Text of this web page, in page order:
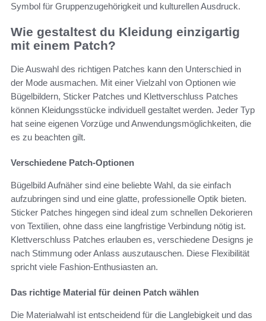
Symbol für Gruppenzugehörigkeit und kulturellen Ausdruck.
Wie gestaltest du Kleidung einzigartig
mit einem Patch?
Die Auswahl des richtigen Patches kann den Unterschied in
der Mode ausmachen. Mit einer Vielzahl von Optionen wie
Bügelbildern, Sticker Patches und Klettverschluss Patches
können Kleidungsstücke individuell gestaltet werden. Jeder Typ
hat seine eigenen Vorzüge und Anwendungsmöglichkeiten, die
es zu beachten gilt.
Verschiedene Patch-Optionen
Bügelbild Aufnäher sind eine beliebte Wahl, da sie einfach
aufzubringen sind und eine glatte, professionelle Optik bieten.
Sticker Patches hingegen sind ideal zum schnellen Dekorieren
von Textilien, ohne dass eine langfristige Verbindung nötig ist.
Klettverschluss Patches erlauben es, verschiedene Designs je
nach Stimmung oder Anlass auszutauschen. Diese Flexibilität
spricht viele Fashion-Enthusiasten an.
Das richtige Material für deinen Patch wählen
Die Materialwahl ist entscheidend für die Langlebigkeit und das